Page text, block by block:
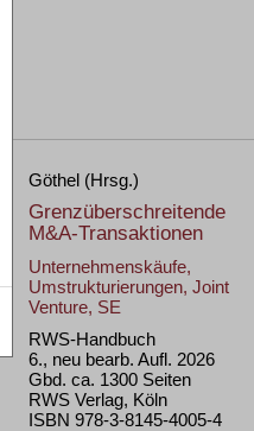
Göthel (Hrsg.)
Grenzüberschreitende
M&A-Transaktionen
Unternehmenskäufe,
Umstrukturierungen, Joint
Venture, SE
RWS-Handbuch
6., neu bearb. Aufl. 2026
Gbd. ca. 1300 Seiten
RWS Verlag, Köln
ISBN 978-3-8145-4005-4